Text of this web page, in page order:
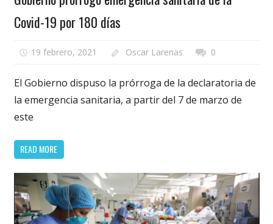
Covid-19 por 180 días
19 febrero, 2021 Oscar Larenas 0
El Gobierno dispuso la prórroga de la declaratoria de
la emergencia sanitaria, a partir del 7 de marzo de
este
READ MORE